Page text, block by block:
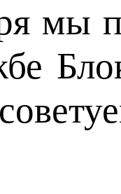
мы